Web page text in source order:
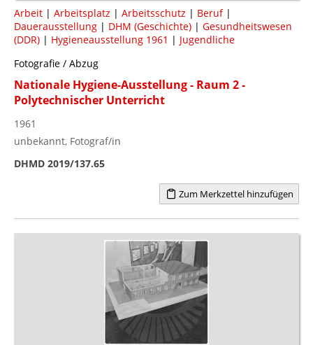
Arbeit | Arbeitsplatz | Arbeitsschutz | Beruf|
Dauerausstellung | DHM (Geschichte) | Gesundheitswesen
(DDR) | Hygieneausstellung 1961 | Jugendliche
Fotografie / Abzug
Nationale Hygiene-Ausstellung - Raum 2 -
Polytechnischer Unterricht
1961
unbekannt, Fotograf/in
DHMD 2019/137.65
Zum Merkzettel hinzufügen